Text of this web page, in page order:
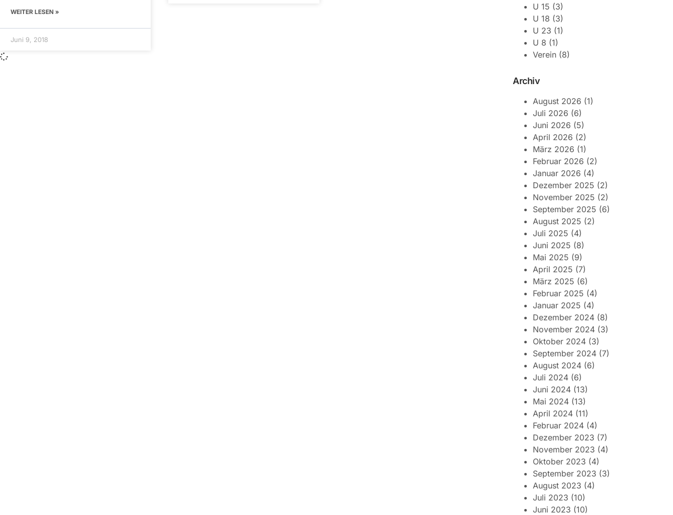
WEITER LESEN »
Juni 9, 2018
U 15 (3)
U 18 (3)
U 23 (1)
U 8 (1)
Verein (8)
Archiv
August 2026 (1)
Juli 2026 (6)
Juni 2026 (5)
April 2026 (2)
März 2026 (1)
Februar 2026 (2)
Januar 2026 (4)
Dezember 2025 (2)
November 2025 (2)
September 2025 (6)
August 2025 (2)
Juli 2025 (4)
Juni 2025 (8)
Mai 2025 (9)
April 2025 (7)
März 2025 (6)
Februar 2025 (4)
Januar 2025 (4)
Dezember 2024 (8)
November 2024 (3)
Oktober 2024 (3)
September 2024 (7)
August 2024 (6)
Juli 2024 (6)
Juni 2024 (13)
Mai 2024 (13)
April 2024 (11)
Februar 2024 (4)
Dezember 2023 (7)
November 2023 (4)
Oktober 2023 (4)
September 2023 (3)
August 2023 (4)
Juli 2023 (10)
Juni 2023 (10)